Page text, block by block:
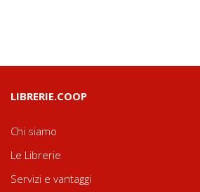
LIBRERIE.COOP
Chi siamo
Le Librerie
Servizi e vantaggi